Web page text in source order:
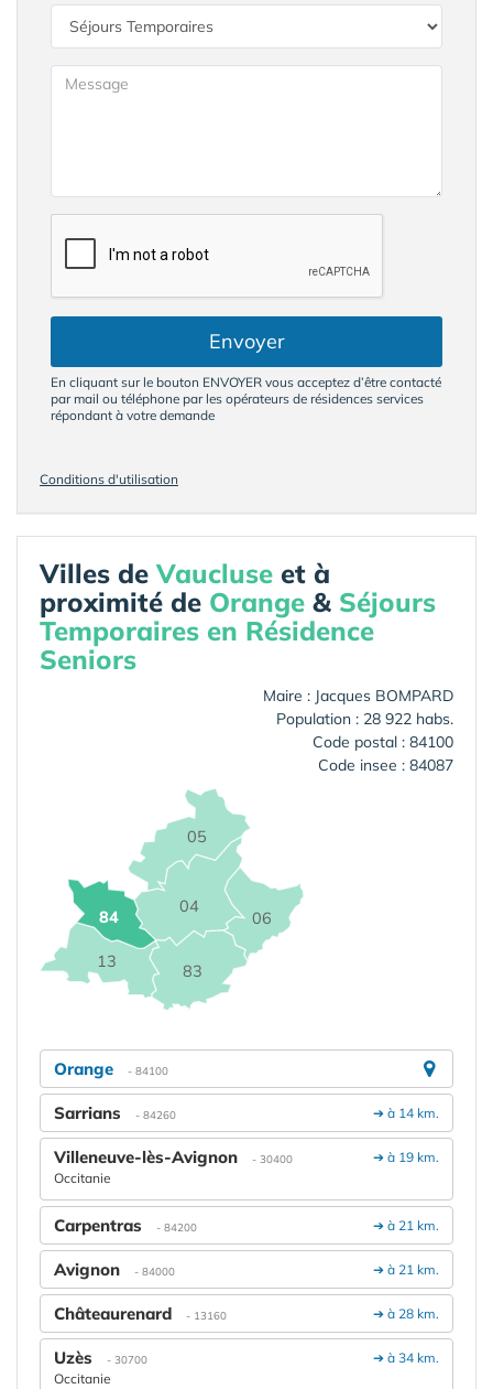
Envoyer
En cliquant sur le bouton ENVOYER vous acceptez d’être contacté
par mail ou téléphone par les opérateurs de résidences services
répondant à votre demande
Conditions d'utilisation
Villes deVaucluse et à
proximité de Orange & Séjours
Temporaires en Résidence
Seniors
Maire : Jacques BOMPARD
Population : 28 922 habs.
Code postal : 84100
Code insee : 84087
04
05
06
13 83
84
Orange - 84100
➔ à 14 km.
Sarrians - 84260
➔ à 19 km.
Villeneuve-lès-Avignon - 30400
Occitanie
➔ à 21 km.
Carpentras - 84200
➔ à 21 km.
Avignon - 84000
➔ à 28 km.
Châteaurenard - 13160
➔ à 34 km.
Uzès - 30700
Occitanie